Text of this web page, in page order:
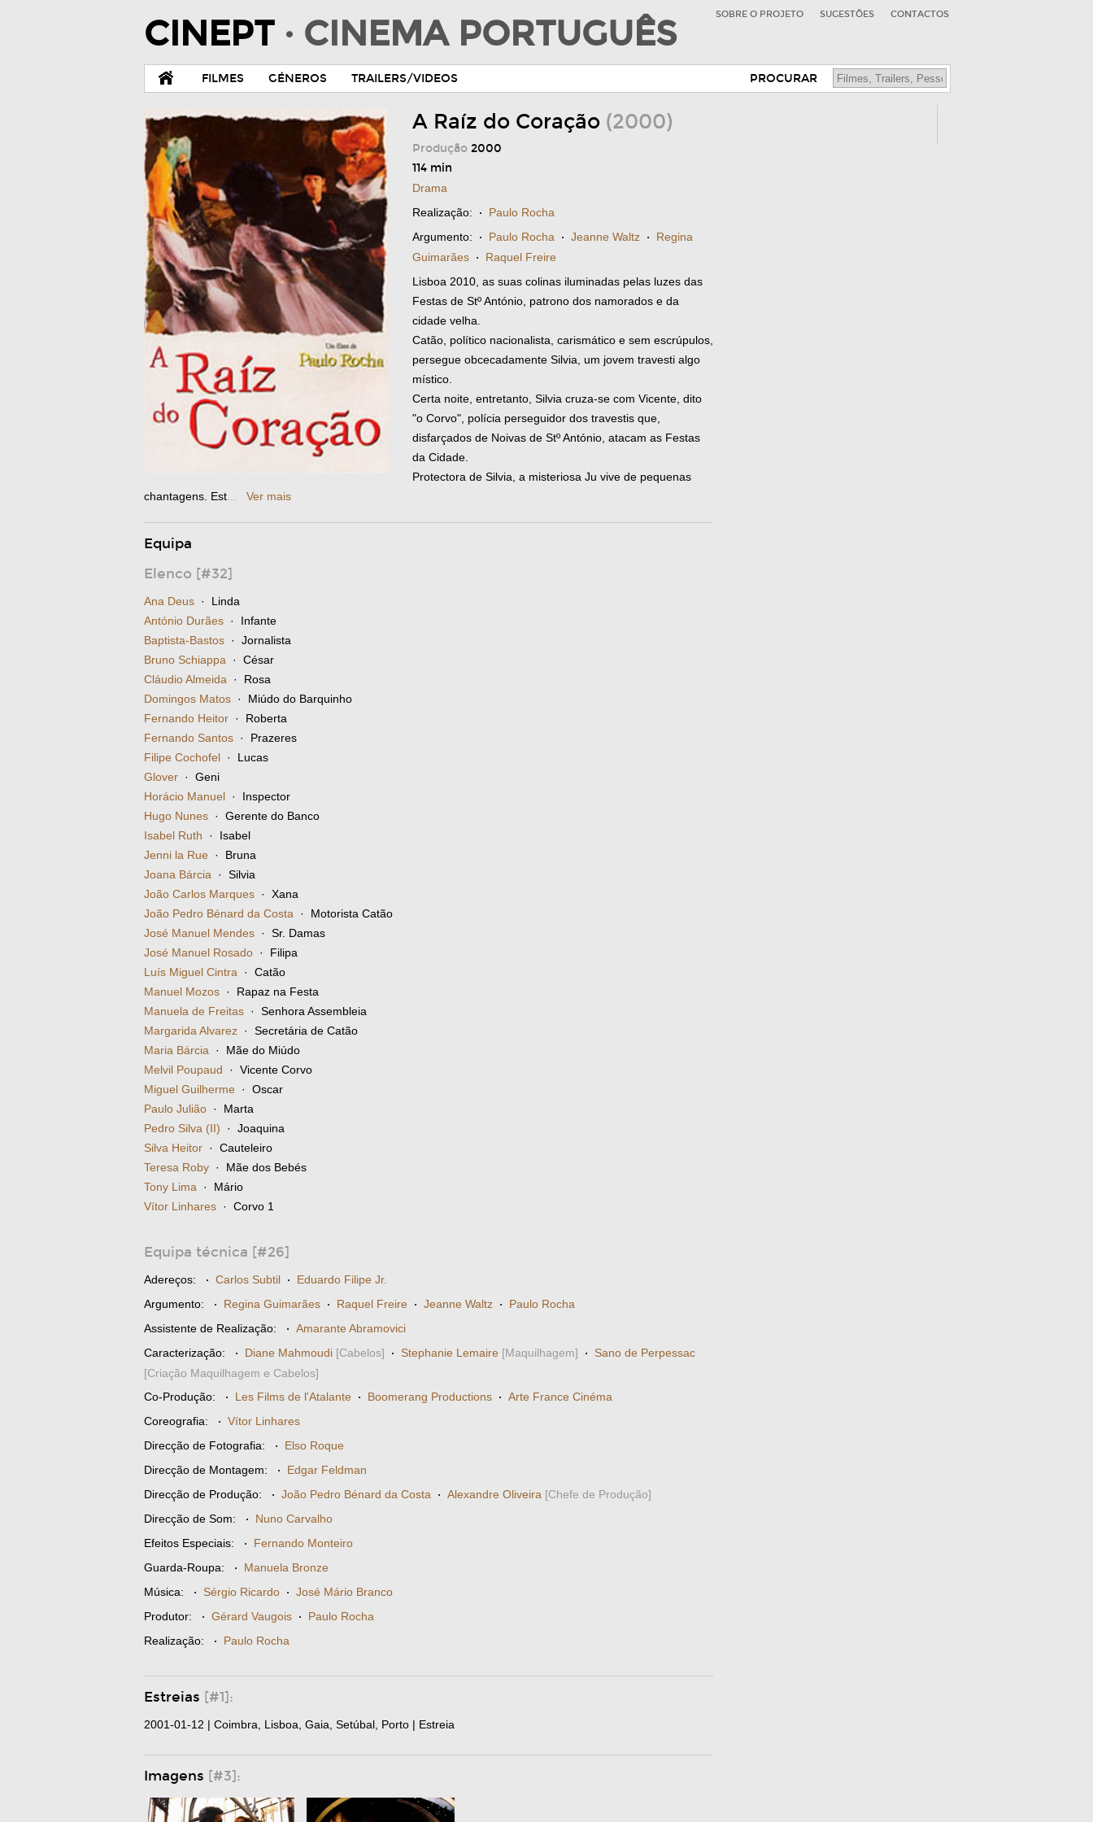
CINEPT · CINEMA PORTUGUÊS SOBRE O PROJETO SUGESTÕES CONTACTOS
FILMES GÉNEROS TRAILERS/VIDEOS PROCURAR
A Raíz do Coração (2000)
Produção 2000
114 min
Drama
Realização: · Paulo Rocha
Argumento: · Paulo Rocha · Jeanne Waltz · Regina
Guimarães · Raquel Freire
Lisboa 2010, as suas colinas iluminadas pelas luzes das
Festas de Stº António, patrono dos namorados e da
cidade velha.
Catão, político nacionalista, carismático e sem escrúpulos,
persegue obcecadamente Silvia, um jovem travesti algo
místico.
Certa noite, entretanto, Silvia cruza-se com Vicente, dito
"o Corvo", polícia perseguidor dos travestis que,
disfarçados de Noivas de Stº António, atacam as Festas
da Cidade.
Protectora de Silvia, a misteriosa Ju vive de pequenas
chantagens. Est
Ver mais
Equipa
Elenco [#32]
Ana Deus · Linda
António Durães · Infante
Baptista-Bastos · Jornalista
Bruno Schiappa · César
Cláudio Almeida · Rosa
Domingos Matos · Miúdo do Barquinho
Fernando Heitor · Roberta
Fernando Santos · Prazeres
Filipe Cochofel · Lucas
Glover · Geni
Horácio Manuel · Inspector
Hugo Nunes · Gerente do Banco
Isabel Ruth · Isabel
Jenni la Rue · Bruna
Joana Bárcia · Silvia
João Carlos Marques · Xana
João Pedro Bénard da Costa · Motorista Catão
José Manuel Mendes · Sr. Damas
José Manuel Rosado · Filipa
Luís Miguel Cintra · Catão
Manuel Mozos · Rapaz na Festa
Manuela de Freitas · Senhora Assembleia
Margarida Alvarez · Secretária de Catão
Maria Bárcia · Mãe do Miúdo
Melvil Poupaud · Vicente Corvo
Miguel Guilherme · Oscar
Paulo Julião · Marta
Pedro Silva (II) · Joaquina
Silva Heitor · Cauteleiro
Teresa Roby · Mãe dos Bebés
Tony Lima · Mário
Vítor Linhares · Corvo 1
Equipa técnica [#26]
Adereços: · Carlos Subtil · Eduardo Filipe Jr.
Argumento: · Regina Guimarães · Raquel Freire · Jeanne Waltz · Paulo Rocha
Assistente de Realização: · Amarante Abramovici
Caracterização: · Diane Mahmoudi [Cabelos] · Stephanie Lemaire [Maquilhagem] · Sano de Perpessac
[Criação Maquilhagem e Cabelos]
Co-Produção: · Les Films de l'Atalante · Boomerang Productions · Arte France Cinéma
Coreografia: · Vítor Linhares
Direcção de Fotografia: · Elso Roque
Direcção de Montagem: · Edgar Feldman
Direcção de Produção: · João Pedro Bénard da Costa · Alexandre Oliveira [Chefe de Produção]
Direcção de Som: · Nuno Carvalho
Efeitos Especiais: · Fernando Monteiro
Guarda-Roupa: · Manuela Bronze
Música: · Sérgio Ricardo · José Mário Branco
Produtor: · Gérard Vaugois · Paulo Rocha
Realização: · Paulo Rocha
Estreias [#1]:
2001-01-12 | Coimbra, Lisboa, Gaia, Setúbal, Porto | Estreia
Imagens [#3]: